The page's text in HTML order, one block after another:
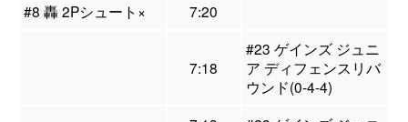
#8 轟 2Pシュート×
7:20
7:18
#23 ゲインズ ジュニ
ア ディフェンスリバ
ウンド(0-4-4)